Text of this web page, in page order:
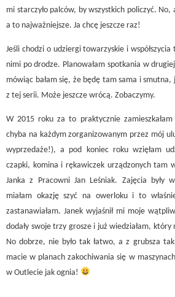
mi starczyło palców, by wszystkich policzyć.
a to najważniejsze. Ja chcę jeszcze raz!
Jeśli chodzi o udziergi towarzyskie i
nimi po drodze. Planowałam spotkania w
mówiąc bałam się, że będę tam sama i
z tej serii. Może jeszcze wrócą. Zobaczymy.
W 2015 roku za to praktycznie
chyba na każdym zorganizowanym przez mój
wyprzedaże!), a pod koniec roku wzięłam
czapki, komina i rękawiczek urządzonych tam
Janka z Pracowni Jan Leśniak. Zajęcia były
miałam okazję szyć na owerloku i to
zastanawiałam. Janek wyjaśnił mi moje
dodały swoje trzy grosze i już wiedziałam,
No dobrze, nie było tak łatwo, a z grubsza
macie w planach zakochiwania się w
w Outlecie jak ognia!